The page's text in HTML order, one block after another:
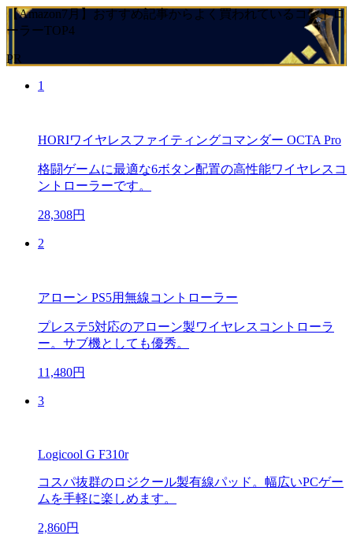
【Amazon7月】おすすめ記事からよく買われているコントロ
ーラーTOP4
PR
1
HORIワイヤレスファイティングコマンダー OCTA Pro
格闘ゲームに最適な6ボタン配置の高性能ワイヤレスコ
ントローラーです。
28,308円
2
アローン PS5用無線コントローラー
プレステ5対応のアローン製ワイヤレスコントローラ
ー。サブ機としても優秀。
11,480円
3
Logicool G F310r
コスパ抜群のロジクール製有線パッド。幅広いPCゲー
ムを手軽に楽しめます。
2,860円